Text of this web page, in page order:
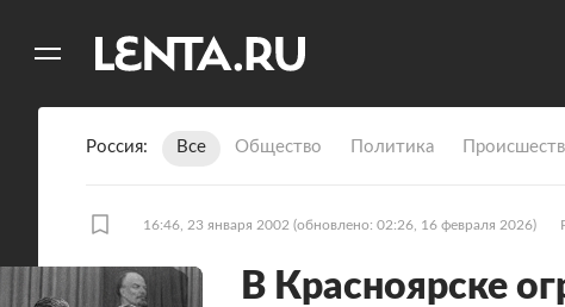
Россия Все Общество Политика
16:46, 23 января 2002 (обновлено: 02:26, 16 февраля 2026)
В Красноярске